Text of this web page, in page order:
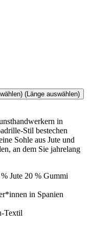
(Länge auswählen)
in
Stil bestechen
Sohle aus Jute und
an dem Sie jahrelang
Jute 20 % Gummi
in Spanien
Textil